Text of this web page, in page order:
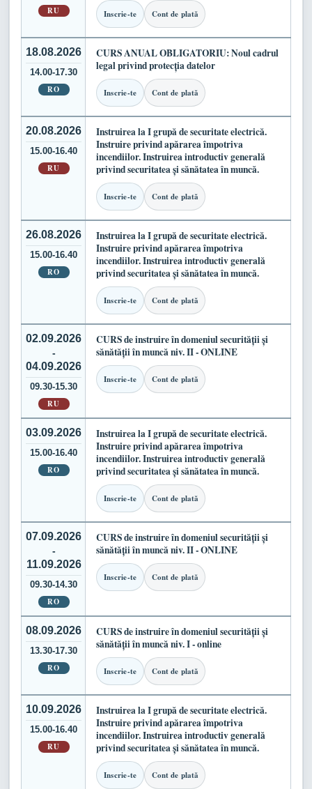
RU Inscrie-te Cont de plată
18.08.2026
14.00-17.30
RO
CURS ANUAL OBLIGATORIU: Noul cadrul
legal privind protecția datelor
Inscrie-te Cont de plată
20.08.2026
15.00-16.40
RU
Instruirea la I grupă de securitate electrică.
Instruire privind apărarea împotriva
incendiilor. Instruirea introductiv generală
privind securitatea și sănătatea în muncă.
Inscrie-te Cont de plată
26.08.2026
15.00-16.40
RO
Instruirea la I grupă de securitate electrică.
Instruire privind apărarea împotriva
incendiilor. Instruirea introductiv generală
privind securitatea și sănătatea în muncă.
Inscrie-te Cont de plată
02.09.2026
-
04.09.2026
09.30-15.30
RU
CURS de instruire în domeniul securității și
sănătății în muncă niv. II - ONLINE
Inscrie-te Cont de plată
03.09.2026
15.00-16.40
RO
Instruirea la I grupă de securitate electrică.
Instruire privind apărarea împotriva
incendiilor. Instruirea introductiv generală
privind securitatea și sănătatea în muncă.
Inscrie-te Cont de plată
07.09.2026
-
11.09.2026
09.30-14.30
RO
CURS de instruire în domeniul securității și
sănătății în muncă niv. II - ONLINE
Inscrie-te Cont de plată
08.09.2026
13.30-17.30
RO
CURS de instruire în domeniul securității și
sănătății în muncă niv. I - online
Inscrie-te Cont de plată
10.09.2026
15.00-16.40
RU
Instruirea la I grupă de securitate electrică.
Instruire privind apărarea împotriva
incendiilor. Instruirea introductiv generală
privind securitatea și sănătatea în muncă.
Inscrie-te Cont de plată